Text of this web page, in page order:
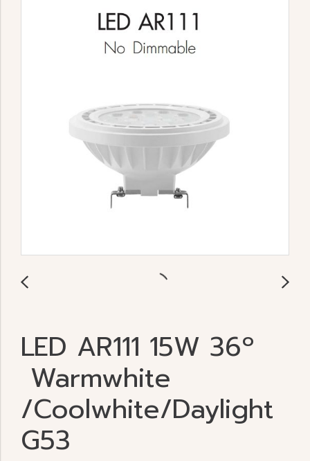
LED AR111 15W 36º
Warmwhite
/Coolwhite/Daylight
G53